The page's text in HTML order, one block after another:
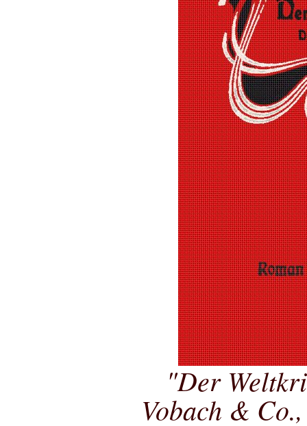
"Der
Vobach &